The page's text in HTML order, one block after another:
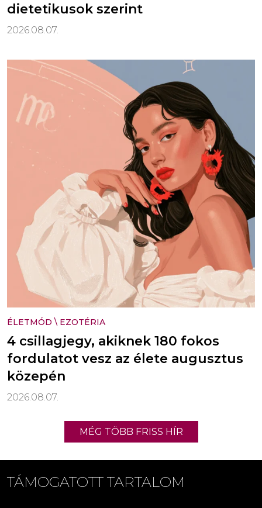
dietetikusok szerint
2026.08.07.
ÉLETMÓD \ EZOTÉRIA
4 csillagjegy, akiknek 180 fokos
fordulatot vesz az élete augusztus
közepén
2026.08.07.
MÉG TÖBB FRISS HÍR
TÁMOGATOTT TARTALOM